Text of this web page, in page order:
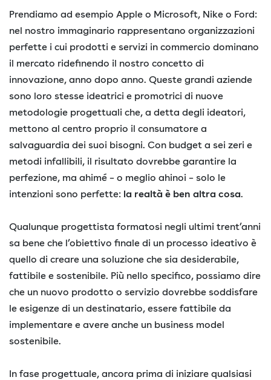
Prendiamo ad esempio Apple o Microsoft, Nike o Ford:
nel nostro immaginario rappresentano organizzazioni
perfette i cui prodotti e servizi in commercio dominano
il mercato ridefinendo il nostro concetto di
innovazione, anno dopo anno. Queste grandi aziende
sono loro stesse ideatrici e promotrici di nuove
metodologie progettuali che, a detta degli ideatori,
mettono al centro proprio il consumatore a
salvaguardia dei suoi bisogni. Con budget a sei zeri e
metodi infallibili, il risultato dovrebbe garantire la
perfezione, ma ahimé – o meglio ahinoi – solo le
intenzioni sono perfette: la realtà è ben altra cosa.
Qualunque progettista formatosi negli ultimi trent’anni
sa bene che l’obiettivo finale di un processo ideativo è
quello di creare una soluzione che sia desiderabile,
fattibile e sostenibile. Più nello specifico, possiamo dire
che un nuovo prodotto o servizio dovrebbe soddisfare
le esigenze di un destinatario, essere fattibile da
implementare e avere anche un business model
sostenibile.
In fase progettuale, ancora prima di iniziare qualsiasi